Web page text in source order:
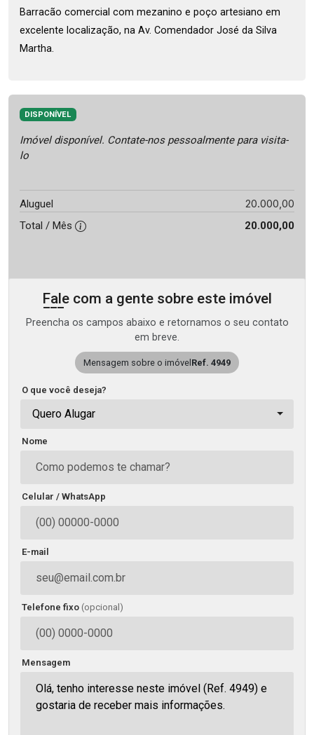
Barracão comercial com mezanino e poço artesiano em
excelente localização, na Av. Comendador José da Silva
Martha.
DISPONÍVEL
Imóvel disponível. Contate-nos pessoalmente para visita-
lo
Aluguel 20.000,00
Total / Mês 20.000,00
Fale com a gente sobre este imóvel
Preencha os campos abaixo e retornamos o seu contato
em breve.
Mensagem sobre o imóvel Ref. 4949
O que você deseja?
Quero Alugar
Nome
Celular / WhatsApp
E-mail
Telefone fixo (opcional)
Mensagem